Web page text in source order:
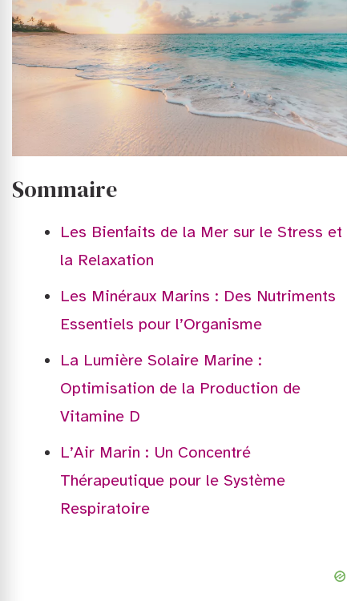
Sommaire
Les Bienfaits de la Mer sur le Stress et
la Relaxation
Les Minéraux Marins : Des Nutriments
Essentiels pour l’Organisme
La Lumière Solaire Marine :
Optimisation de la Production de
Vitamine D
L’Air Marin : Un Concentré
Thérapeutique pour le Système
Respiratoire